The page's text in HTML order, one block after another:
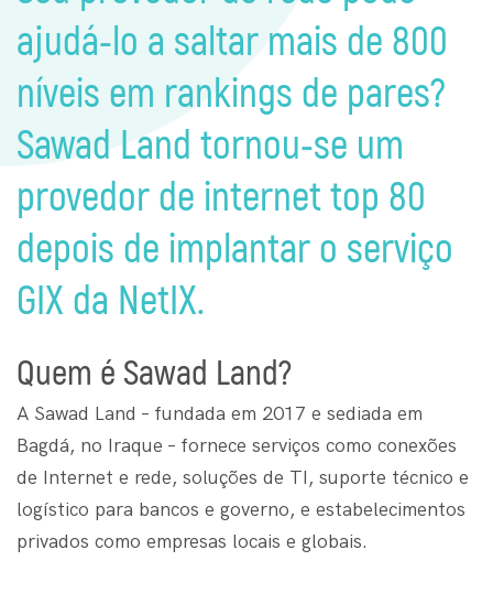
ajudá-lo a saltar mais de 800
níveis em rankings de pares?
Sawad Land tornou-se um
provedor de internet top 80
depois de implantar o serviço
GIX da NetIX.
Quem é Sawad Land?
A Sawad Land – fundada em 2017 e sediada em
Bagdá, no Iraque – fornece serviços como conexões
de Internet e rede, soluções de TI, suporte técnico e
logístico para bancos e governo, e estabelecimentos
privados como empresas locais e globais.